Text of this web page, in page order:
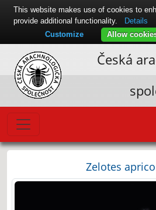
Česká
Zelotes
This website makes use of cookies to
provide additional functionality.
Details
Allow
Customize